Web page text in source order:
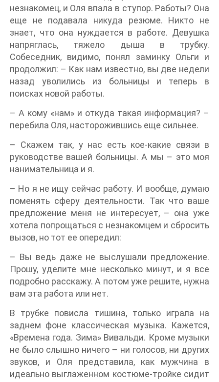
незнакомец, и Оля впала в ступор. Работы? Она
еще не подавала никуда резюме. Никто не
знает, что она нуждается в работе. Девушка
напряглась, тяжело дыша в трубку.
Собеседник, видимо, понял заминку Ольги и
продолжил: – Как нам известно, вы две недели
назад уволились из больницы и теперь в
поисках новой работы.
– А кому «нам» и откуда такая информация? –
перебила Оля, насторожившись еще сильнее.
– Скажем так, у нас есть кое-какие связи в
руководстве вашей больницы. А мы – это моя
нанимательница и я.
– Но я не ищу сейчас работу. И вообще, думаю
поменять сферу деятельности. Так что ваше
предложение меня не интересует, – она уже
хотела попрощаться с незнакомцем и сбросить
вызов, но тот ее опередил:
– Вы ведь даже не выслушали предложение.
Прошу, уделите мне несколько минут, и я все
подробно расскажу. А потом уже решите, нужна
вам эта работа или нет.
В трубке повисла тишина, только играла на
заднем фоне классическая музыка. Кажется,
«Времена года. Зима» Вивальди. Кроме музыки
не было слышно ничего – ни голосов, ни других
звуков, и Оля представила, как мужчина в
идеально выглаженном костюме-тройке сидит